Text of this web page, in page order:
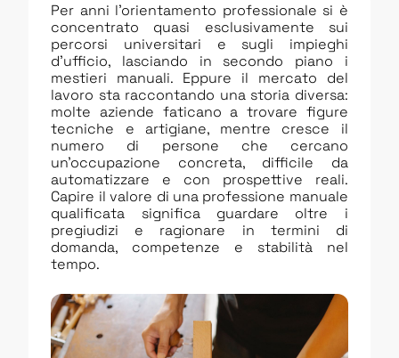
Per anni l’orientamento professionale si è
concentrato quasi esclusivamente sui
percorsi universitari e sugli impieghi
d’ufficio, lasciando in secondo piano i
mestieri manuali. Eppure il mercato del
lavoro sta raccontando una storia diversa:
molte aziende faticano a trovare figure
tecniche e artigiane, mentre cresce il
numero di persone che cercano
un’occupazione concreta, difficile da
automatizzare e con prospettive reali.
Capire il valore di una professione manuale
qualificata significa guardare oltre i
pregiudizi e ragionare in termini di
domanda, competenze e stabilità nel
tempo.